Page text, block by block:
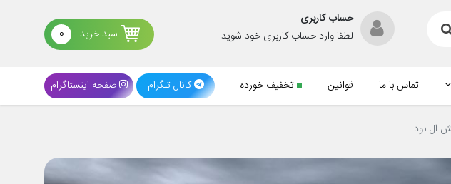
حساب کاربری
لطفا وارد حساب کاربری خود شوید
سبد خرید 0
تماس با ما قوانین تخفیف خورده کانال تلگرام صفحه اینستاگرام
ال نود